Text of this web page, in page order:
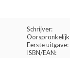
Schrijver:
Eerste uitgave:
ISBN/EAN: